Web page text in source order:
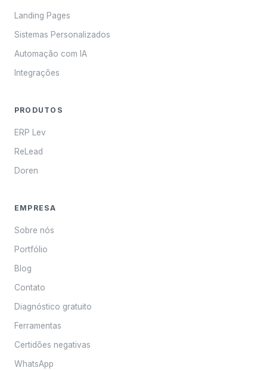
Landing Pages
Sistemas Personalizados
Automação com IA
Integrações
PRODUTOS
ERP Lev
ReLead
Doren
EMPRESA
Sobre nós
Portfólio
Blog
Contato
Diagnóstico gratuito
Ferramentas
Certidões negativas
WhatsApp